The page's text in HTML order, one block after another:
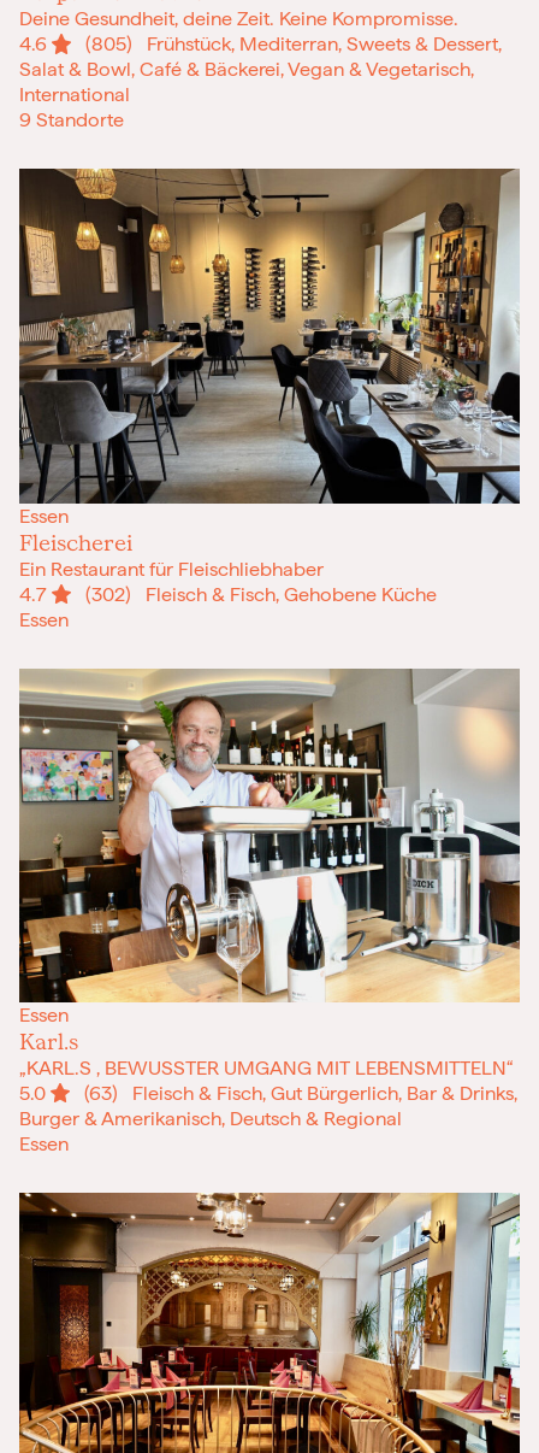
Deine Gesundheit, deine Zeit. Keine Kompromisse.
4.6
(805) Frühstück, Mediterran, Sweets & Dessert,
Salat & Bowl, Café & Bäckerei, Vegan & Vegetarisch,
International
9 Standorte
Essen
Fleischerei
Ein Restaurant für Fleischliebhaber
4.7
(302) Fleisch & Fisch, Gehobene Küche
Essen
Essen
Karl.s
„KARL.S , BEWUSSTER UMGANG MIT LEBENSMITTELN“
5.0
(63) Fleisch & Fisch, Gut Bürgerlich, Bar & Drinks,
Burger & Amerikanisch, Deutsch & Regional
Essen